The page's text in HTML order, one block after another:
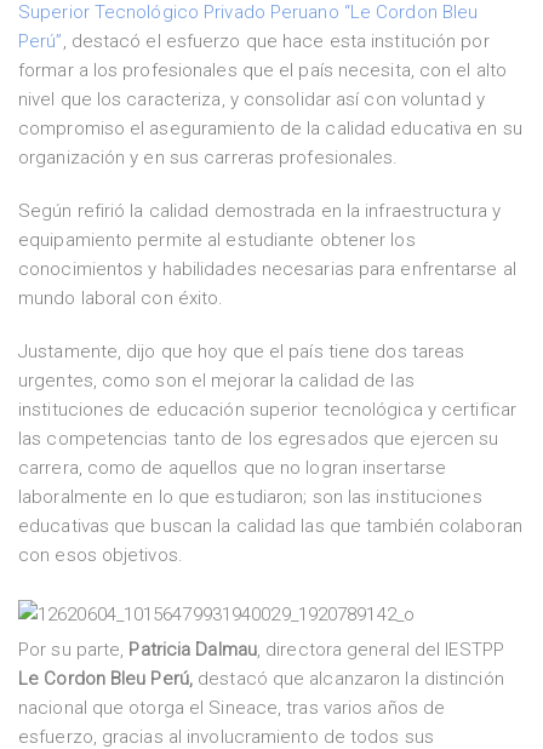
Superior Tecnológico Privado Peruano “Le Cordon Bleu
Perú”, destacó el esfuerzo que hace esta institución por
formar a los profesionales que el país necesita, con el alto
nivel que los caracteriza, y consolidar así con voluntad y
compromiso el aseguramiento de la calidad educativa en su
organización y en sus carreras profesionales.
Según refirió la calidad demostrada en la infraestructura y
equipamiento permite al estudiante obtener los
conocimientos y habilidades necesarias para enfrentarse al
mundo laboral con éxito.
Justamente, dijo que hoy que el país tiene dos tareas
urgentes, como son el mejorar la calidad de las
instituciones de educación superior tecnológica y certificar
las competencias tanto de los egresados que ejercen su
carrera, como de aquellos que no logran insertarse
laboralmente en lo que estudiaron; son las instituciones
educativas que buscan la calidad las que también colaboran
con esos objetivos.
Por su parte, Patricia Dalmau, directora general del IESTPP
Le Cordon Bleu Perú, destacó que alcanzaron la distinción
nacional que otorga el Sineace, tras varios años de
esfuerzo, gracias al involucramiento de todos sus